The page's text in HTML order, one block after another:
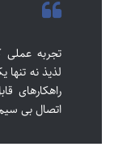
تجربه عملی
لذیذ نه
راهکارهای
اتصال بی